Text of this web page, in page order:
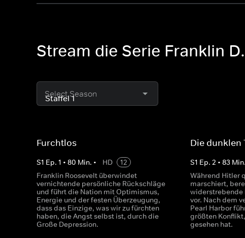
Stream die Serie Franklin
Select Season
Furchtlos
S1 Ep. 1 • 80 Min. • HD
12
Franklin Roosevelt überwindet
vernichtende persönliche Rückschläge
und führt die Nation mit Optimismus,
Energie und der festen Überzeugung,
dass das Einzige, was wir zu fürchten
haben, die Angst selbst ist, durch die
Große Depression.
Die dunklen
S1 Ep.2 •83 Min.
Während Hitler
marschiert,
widerstrebende
vor. Nach dem
Pearl Harbor
größten
gesehen hat.